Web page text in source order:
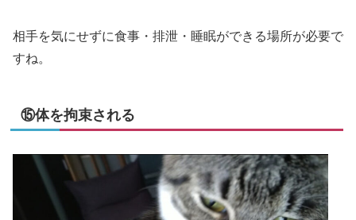
相手を気にせずに食事・排泄・睡眠ができる場所が必要で
すね。
⑮体を拘束される